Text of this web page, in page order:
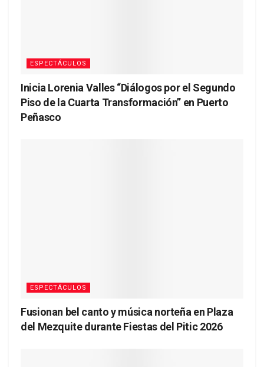
ESPECTÁCULOS
Inicia Lorenia Valles “Diálogos por el Segundo
Piso de la Cuarta Transformación” en Puerto
Peñasco
ESPECTÁCULOS
Fusionan bel canto y música norteña en Plaza
del Mezquite durante Fiestas del Pitic 2026